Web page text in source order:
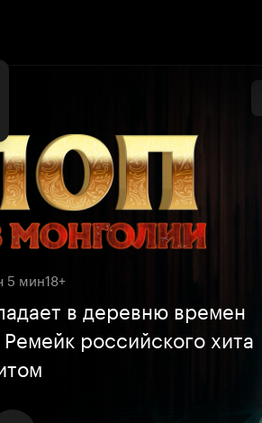
5 мин18+
в деревню времен
российского хита